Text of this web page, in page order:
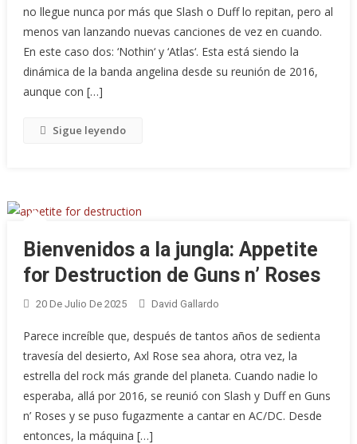
no llegue nunca por más que Slash o Duff lo repitan, pero al
menos van lanzando nuevas canciones de vez en cuando.
En este caso dos: ‘Nothin‘ y ‘Atlas‘. Esta está siendo la
dinámica de la banda angelina desde su reunión de 2016,
aunque con […]
Sigue leyendo
Bienvenidos a la jungla: Appetite
for Destruction de Guns n’ Roses
20 De Julio De 2025 David Gallardo
Parece increíble que, después de tantos años de sedienta
travesía del desierto, Axl Rose sea ahora, otra vez, la
estrella del rock más grande del planeta. Cuando nadie lo
esperaba, allá por 2016, se reunió con Slash y Duff en Guns
n’ Roses y se puso fugazmente a cantar en AC/DC. Desde
entonces, la máquina […]